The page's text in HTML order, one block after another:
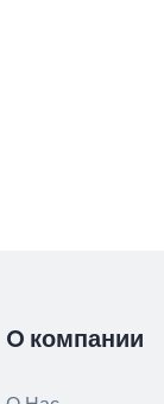
O компании